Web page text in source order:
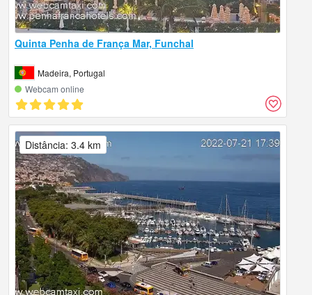
Quinta Penha de França Mar, Funchal
Madeira, Portugal
Webcam online
Distância: 3.4 km